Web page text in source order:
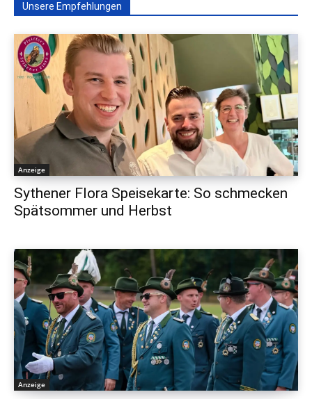
Unsere Empfehlungen
Anzeige
Sythener Flora Speisekarte: So schmecken
Spätsommer und Herbst
Anzeige